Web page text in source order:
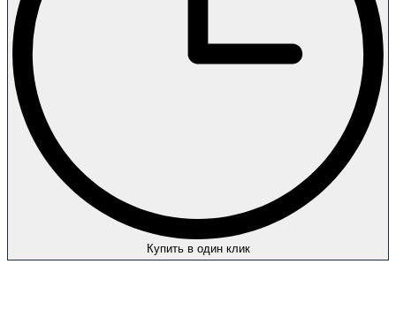
Купить в один клик